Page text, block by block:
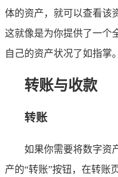
体的资产，就可以查看该
这就像是为你提供了一个
自己的资产状况了如指掌。
转账与收款
转账
如果你需要将数字资
产的“转账”按钮，在转账